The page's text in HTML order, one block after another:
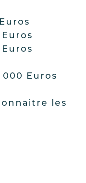
Euros
les